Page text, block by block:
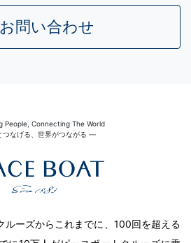
お問い合わせ
People, Connecting The World
なげる、世界がつながる ―
ルーズからこれまでに、100回を超える